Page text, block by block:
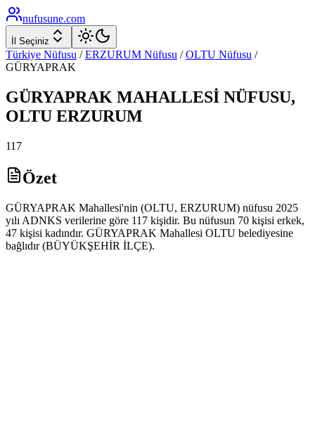
nufusune.com
İl Seçiniz
Türkiye Nüfusu / ERZURUM Nüfusu / OLTU Nüfusu /
GÜRYAPRAK
GÜRYAPRAK MAHALLESİ NÜFUSU,
OLTU ERZURUM
117
Özet
GÜRYAPRAK Mahallesi'nin (OLTU, ERZURUM) nüfusu 2025
yılı ADNKS verilerine göre 117 kişidir. Bu nüfusun 70 kişisi erkek,
47 kişisi kadındır. GÜRYAPRAK Mahallesi OLTU belediyesine
bağlıdır (BÜYÜKŞEHİR İLÇE).